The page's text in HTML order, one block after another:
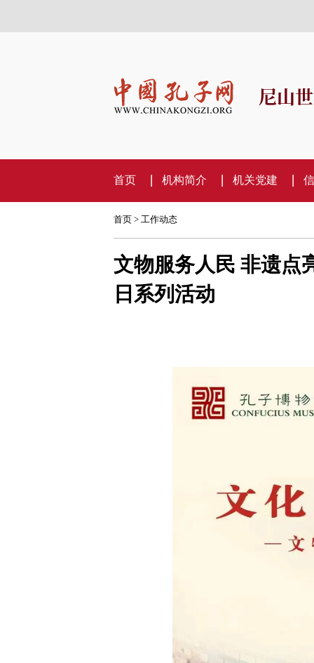
尼山
首页 机构简介 机关党建
首页> 工作动态
文物服务人民 非遗
日系列活动